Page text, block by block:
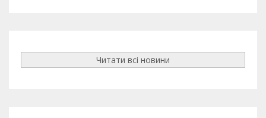
Читати всі новини